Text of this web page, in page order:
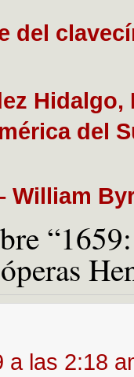
del
Hidalgo,
del
William
a las 2:18